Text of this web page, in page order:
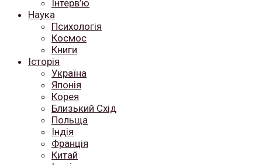
Інтерв’ю
Наука
Психологія
Космос
Книги
Історія
Україна
Японія
Корея
Близький Схід
Польща
Індія
Франція
Китай